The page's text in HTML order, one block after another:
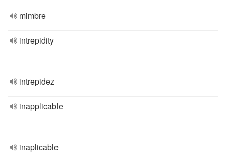
mimbre
intrepidity
intrepidez
inapplicable
inaplicable